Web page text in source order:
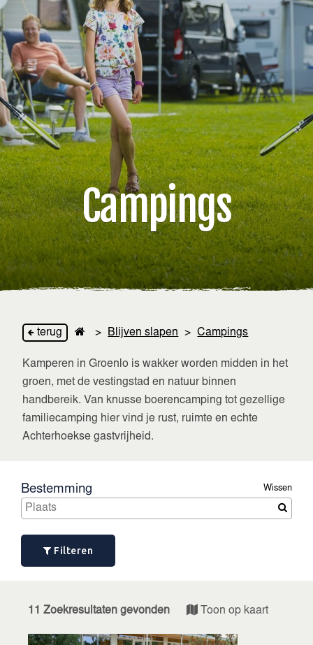
Campings
terug > Blijven slapen > Campings
Kamperen in Groenlo is wakker worden midden in het
groen, met de vestingstad en natuur binnen
handbereik. Van knusse boerencamping tot gezellige
familiecamping hier vind je rust, ruimte en echte
Achterhoekse gastvrijheid.
Bestemming Wissen
Filteren
11 Zoekresultaten gevonden Toon op kaart